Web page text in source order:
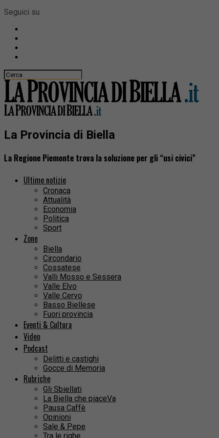
Seguici su
La Provincia di Biella
La Regione Piemonte trova la soluzione per gli “usi civici”
Ultime notizie
Cronaca
Attualità
Economia
Politica
Sport
Zone
Biella
Circondario
Cossatese
Valli Mosso e Sessera
Valle Elvo
Valle Cervo
Basso Biellese
Fuori provincia
Eventi & Cultura
Video
Podcast
Delitti e castighi
Gocce di Memoria
Rubriche
Gli Sbiellati
La Biella che piaceVa
Pausa Caffè
Opinioni
Sale & Pepe
Tra le righe